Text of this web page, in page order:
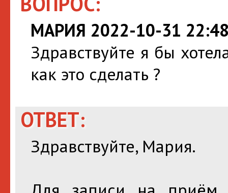
МАРИЯ 2022-10-31
Здравствуйте я бы
как это сделать ?
ОТВЕТ:
Здравствуйте, Мария.